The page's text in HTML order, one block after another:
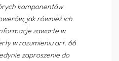
komponentów
jak również ich
zawarte w
w rozumieniu art. 66
zaproszenie do